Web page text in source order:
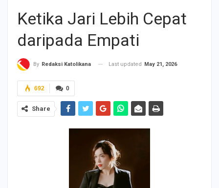
Ketika Jari Lebih Cepat
daripada Empati
By Redaksi Katolikana Last updated May 21, 2026
0
692
Share